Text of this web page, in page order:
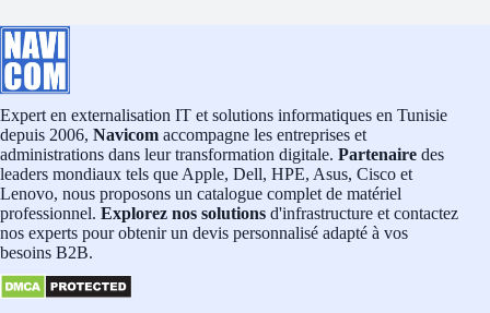
Expert en externalisation IT et solutions informatiques en Tunisie
depuis 2006, Navicom accompagne les entreprises et
administrations dans leur transformation digitale. Partenaire des
leaders mondiaux tels que Apple, Dell, HPE, Asus, Cisco et
Lenovo, nous proposons un catalogue complet de matériel
professionnel. Explorez nos solutions d'infrastructure et contactez
nos experts pour obtenir un devis personnalisé adapté à vos
besoins B2B.